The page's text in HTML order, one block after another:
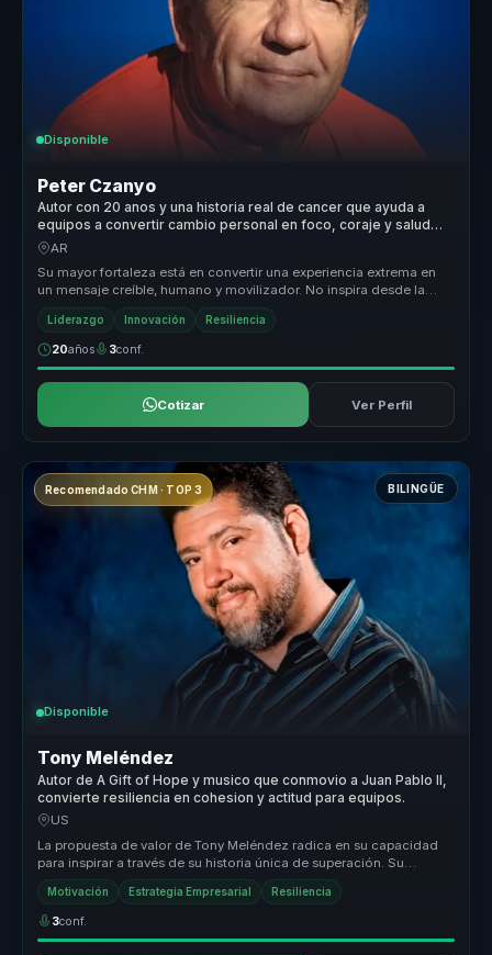
Disponible
Peter Czanyo
Autor con 20 anos y una historia real de cancer que ayuda a
equipos a convertir cambio personal en foco, coraje y salud
mental.
AR
Su mayor fortaleza está en convertir una experiencia extrema en
un mensaje creíble, humano y movilizador. No inspira desde la
teoría, sin...
Liderazgo Innovación Resiliencia
20años 3conf.
Cotizar Ver Perfil
Recomendado CHM · TOP 3 BILINGÜE
Disponible
Tony Meléndez
Autor de A Gift of Hope y musico que conmovio a Juan Pablo II,
convierte resiliencia en cohesion y actitud para equipos.
US
La propuesta de valor de Tony Meléndez radica en su capacidad
para inspirar a través de su historia única de superación. Su
metodología s...
Motivación Estrategia Empresarial Resiliencia
3conf.